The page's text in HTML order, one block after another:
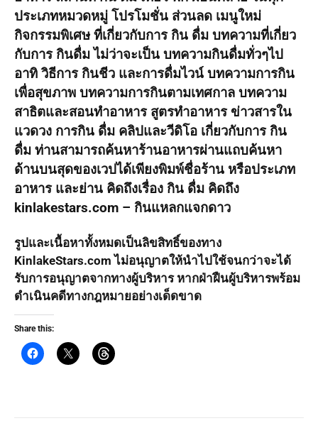
ประเภทหมวดหมู่ โปรโมชั่น ส่วนลด เมนูใหม่
กิจกรรมพิเศษ ที่เกี่ยวกับการ กิน ดื่ม บทความที่เกี่ยว
กับการ กินดื่ม ไม่ว่าจะเป็น บทความกินดื่มทั่วๆไป
อาทิ วิธีการ กินชีว และการดื่มไวน์ บทความการกิน
เพื่อสุขภาพ บทความการกินตามเทศกาล บทความ
สาธิตและสอนทำอาหาร สูตรทำอาหาร ข่าวสารใน
แวดวง การกิน ดื่ม คลิปและวีดิโอ เกี่ยวกับการ กิน
ดื่ม ท่านสามารถค้นหาร้านอาหารผ่านแถบค้นหา
ด้านบนสุดของเวปได้เพียงพิมพ์ชื่อร้าน หรือประเภท
อาหาร และย่าน คิดถึงเรื่อง กิน ดื่ม คิดถึง
kinlakestars.com – กินแหลกแจกดาว
รูปและเนื้อหาทั้งหมดเป็นลิขสิทธิ์ของทาง
KinlakeStars.com ไม่อนุญาตให้นำไปใช้จนกว่าจะได้
รับการอนุญาตจากทางผู้บริหาร หากฝ่าฝืนผู้บริหารพร้อม
ดำเนินคดีทางกฎหมายอย่างเด็ดขาด
Share this: